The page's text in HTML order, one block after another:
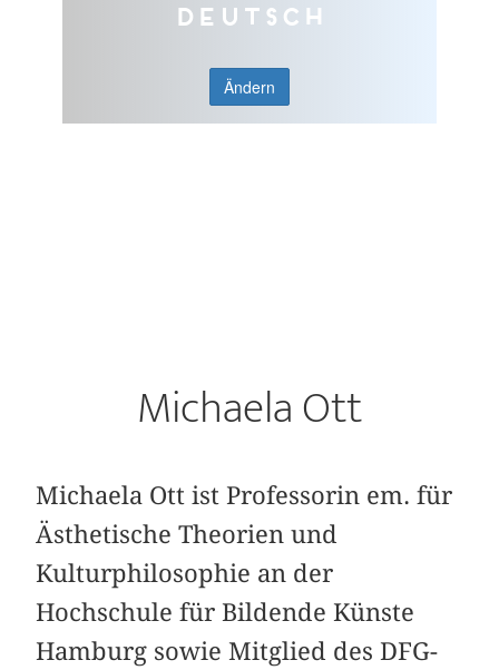
Deutsch
Ändern
Michaela Ott
Michaela Ott ist Professorin em. für
Ästhetische Theorien und
Kulturphilosophie an der
Hochschule für Bildende Künste
Hamburg sowie Mitglied des DFG-